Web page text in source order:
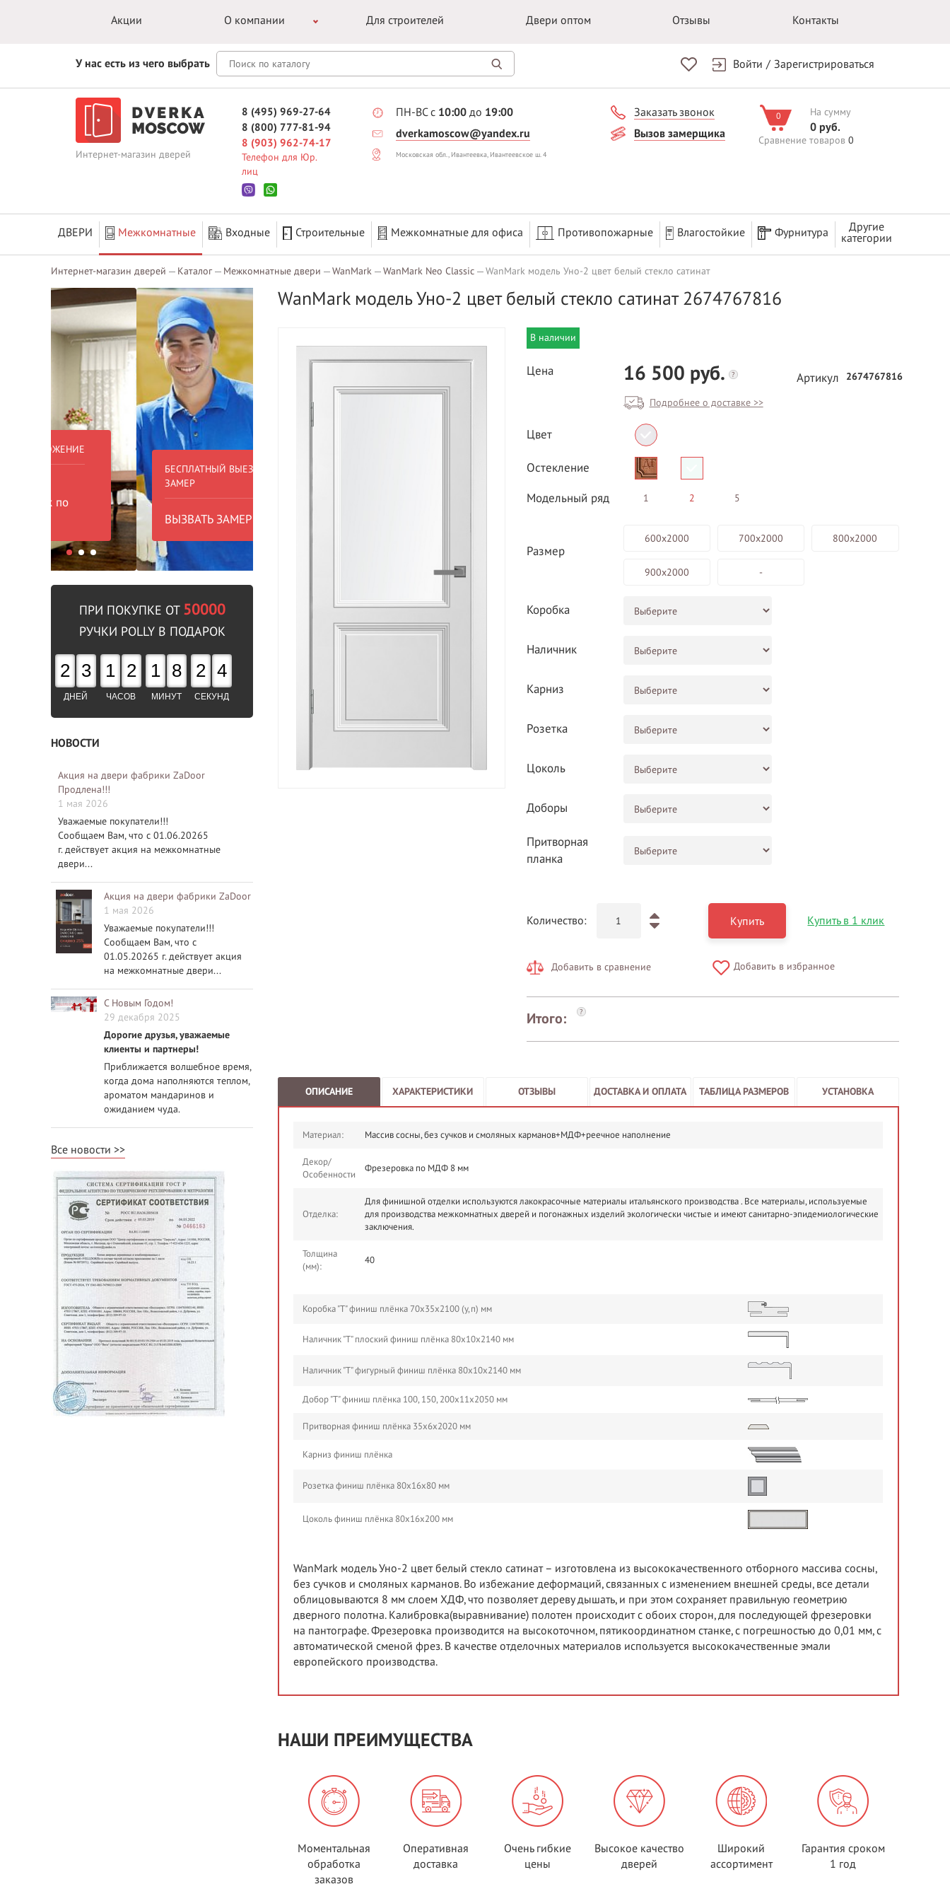
Акции О компании Для строителей Двери оптом Отзывы Контакты
У нас есть из чего выбрать Войти / Зарегистрироваться
Интернет-магазин дверей
8 (495) 969-27-64
8 (800) 777-81-94
8 (903) 962-74-17
Телефон для Юр.
лиц
ПН-ВС с 10:00 до 19:00
dverkamoscow@yandex.ru
Московская обл., Ивантеевка, Ивантеевское ш. 4
Заказать звонок
Вызов замерщика
0 На сумму
0 руб.
Сравнение товаров 0
ДВЕРИ Межкомнатные Входные Строительные Межкомнатные для офиса Противопожарные Влагостойкие Фурнитура
Другие
категории
Интернет-магазин дверей Каталог Межкомнатные двери WanMark WanMark Neo Classic WanMark модель Уно-2 цвет белый стекло сатинат
БЕСПЛАТНЫЙ ВЫЕЗД НА
ВЫЗВАТЬ ЗАМЕРЩИКА
Краснодеревщик по
ЗАМЕР
ПРИ ПОКУПКЕ ОТ 50000
РУЧКИ POLLY В ПОДАРОК
2 3
ДНЕЙ
1 2
ЧАСОВ
1 8
МИНУТ
2 3
СЕКУНД
НОВОСТИ
Акция на двери фабрики ZaDoor
Продлена!!!
1 мая 2026
Уважаемые покупатели!!!
Сообщаем Вам, что с 01.06.20265
г. действует акция на межкомнатные
двери...
Акция на двери фабрики ZaDoor
1 мая 2026
Уважаемые покупатели!!!
Сообщаем Вам, что с
01.05.20265 г. действует акция
на межкомнатные двери...
С Новым Годом!
29 декабря 2025
Дорогие друзья, уважаемые
клиенты и партнеры!
Приближается волшебное время,
когда дома наполняются теплом,
ароматом мандаринов и
ожиданием чуда.
Все новости
WanMark модель Уно-2 цвет белый стекло сатинат 2674767816
В наличии
Цена 16 500 руб. ?
Подробнее о доставке >>
Артикул 2674767816
Цвет
Остекление
Модельный ряд 1 2 5
Размер
600х2000 700х2000 800х2000
900х2000 -
Коробка
Наличник
Карниз
Розетка
Цоколь
Доборы
Притворная
планка
Количество: Купить Купить в 1 клик
Добавить в сравнение Добавить в избранное
Итого: ?
ОПИСАНИЕ ХАРАКТЕРИСТИКИ ОТЗЫВЫ ДОСТАВКА И ОПЛАТА ТАБЛИЦА РАЗМЕРОВ УСТАНОВКА
Материал: Массив сосны, без сучков и смоляных карманов+МДФ+реечное наполнение
Декор/
Особенности
Фрезеровка по МДФ 8 мм
Отделка:
Для финишной отделки используются лакокрасочные материалы итальянского производства . Все материалы, используемые
для производства межкомнатных дверей и погонажных изделий экологически чистые и имеют санитарно-эпидемиологические
заключения.
Толщина
(мм):
40
Коробка "Т" финиш плёнка 70х35х2100 (у,п) мм
Наличник "Т" плоский финиш плёнка 80х10х2140 мм
Наличник "Т" фигурный финиш плёнка 80х10х2140 мм
Добор "Т" финиш плёнка 100, 150, 200х11х2050 мм
Притворная финиш плёнка 35х6х2020 мм
Карниз финиш плёнка
Розетка финиш плёнка 80х16х80 мм
Цоколь финиш плёнка 80х16х200 мм
WanMark модель Уно-2 цвет белый стекло сатинат – изготовлена из высококачественного отборного массива сосны,
без сучков и смоляных карманов. Во избежание деформаций, связанных с изменением внешней среды, все детали
облицовываются 8 мм слоем ХДФ, что позволяет дереву дышать, и при этом сохраняет правильную геометрию
дверного полотна. Калибровка(выравнивание) полотен происходит с обоих сторон, для последующей фрезеровки
на пантографе. Фрезеровка производится на высокоточном, пятикоординатном станке, с погрешностью до 0,01 мм, с
автоматической сменой фрез. В качестве отделочных материалов используется высококачественные эмали
европейского производства.
НАШИ ПРЕИМУЩЕСТВА
Моментальная
обработка
заказов
Оперативная
доставка
Очень гибкие
цены
Высокое качество
дверей
Широкий
ассортимент
Гарантия сроком
1 год